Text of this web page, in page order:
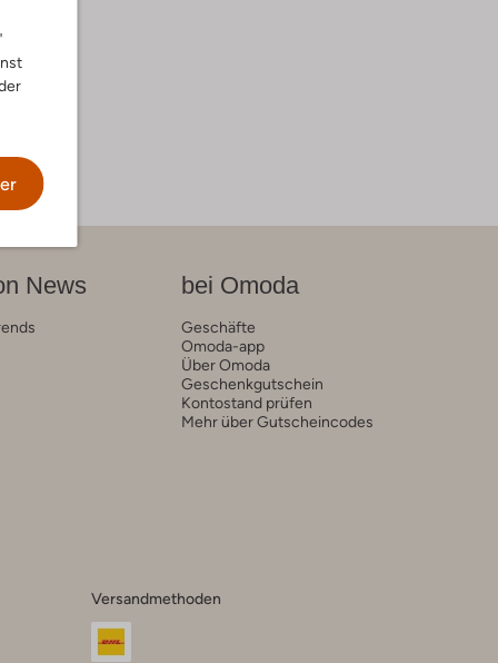
News bei Omoda
Geschäfte
Omoda-app
Über Omoda
Geschenkgutschein
Kontostand prüfen
Mehr über Gutscheincodes
Versandmethoden